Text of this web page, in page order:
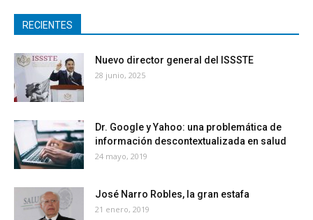
RECIENTES
Nuevo director general del ISSSTE
28 junio, 2025
Dr. Google y Yahoo: una problemática de
información descontextualizada en salud
24 mayo, 2019
José Narro Robles, la gran estafa
21 enero, 2019